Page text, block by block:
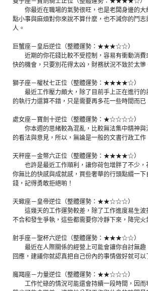
你最近在職場的氣勢很旺，也是老闆身邊的大
點小事與麻煩對你來說不算什麼，也不減你的鬥
人。
巨蟹座－皇后逆位（整體運勢：★★★☆☆）
近期的你花錢比較不受控制，容易有衝動消費
快的機會，只要別花得太凶，財務狀況不致於太慘
獅子座－權杖七正位（整體運勢：★★★★☆）
最近工作壓力頗大，除了目前手上正在進行的
的執行力還算不錯，只是需要再多花一些時間而
處女座－寶劍十逆位（整體運勢：★☆☆☆☆）
你本週的思緒較為混亂，比較無法集中精神與
的看法與意見，所以，無論是一般的文書行政工
天秤座－金幣六正位（整體運勢：★★★★☆）
也許是最近工作順利，讓你荷包增胖了不少，
你無比的快感與成就感，買些奢華的行頭點綴一
錢，記得勇敢拒絕喲！
天蠍座－皇帝逆位（整體運勢：★★☆☆☆）
這幾天的工作運勢較差，除了工作進度易生波
不合和發生爭執，這些都需要你冷靜下來，降完
射手座－聖杯六逆位（整體運勢：★★★☆☆）
最近在人際關係的經營上可能會讓你自討無趣
回應，建議你就認真把自己份內的事情做好就可
魔羯座－力量逆位（整體運勢：★★☆☆☆）
工作忙碌的情況可能還會持續一段時間，因而